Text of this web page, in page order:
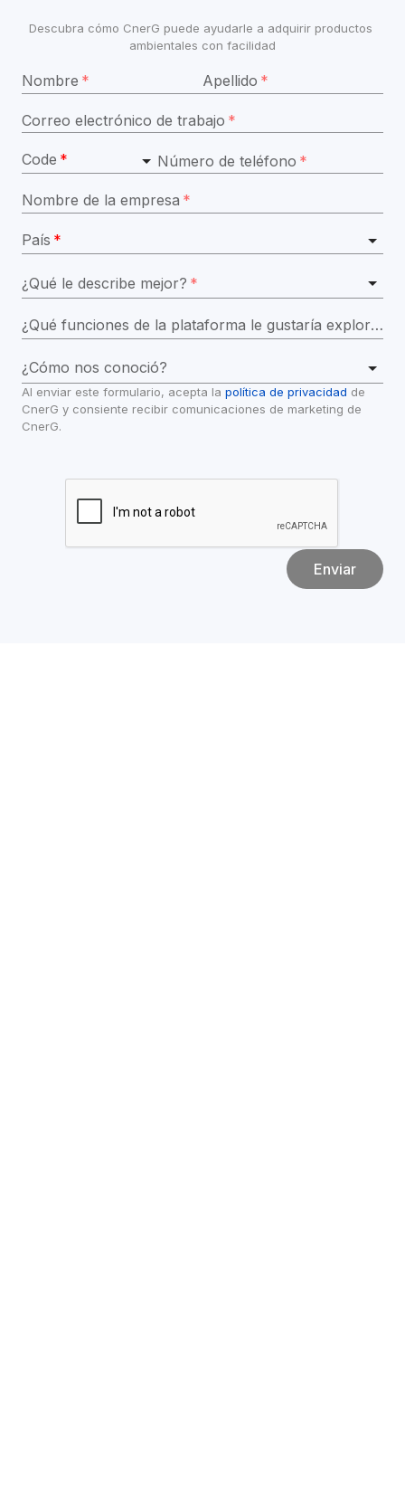
Descubra cómo CnerG puede ayudarle a adquirir productos
ambientales con facilidad
Nombre * Apellido *
Correo electrónico de trabajo *
Code * Número de teléfono *
Nombre de la empresa *
País *
¿Qué le describe mejor? *
¿Qué funciones de la plataforma le gustaría explorar en la demostración?
¿Cómo nos conoció?
Al enviar este formulario, acepta la política de privacidad de
CnerG y consiente recibir comunicaciones de marketing de
CnerG.
Enviar